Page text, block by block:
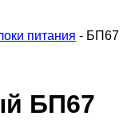
питания - БП67
БП67